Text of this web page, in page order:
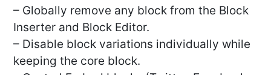
– Globally remove any block from the Block
Inserter and Block Editor.
– Disable block variations individually while
keeping the core block.